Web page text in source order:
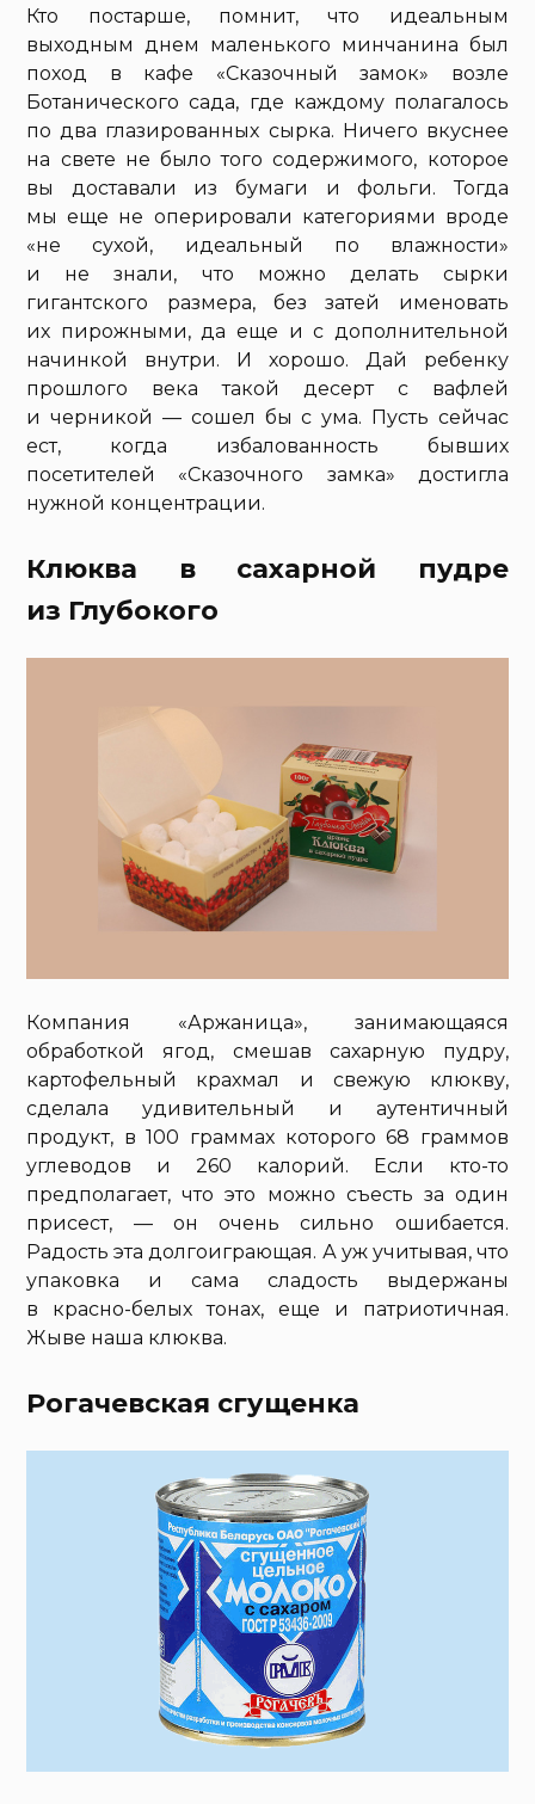
Кто постарше, помнит, что идеальным
выходным днем маленького минчанина был
поход в кафе «Сказочный замок» возле
Ботанического сада, где каждому полагалось
по два глазированных сырка. Ничего вкуснее
на свете не было того содержимого, которое
вы доставали из бумаги и фольги. Тогда
мы еще не оперировали категориями вроде
«не сухой, идеальный по влажности»
и не знали, что можно делать сырки
гигантского размера, без затей именовать
их пирожными, да еще и с дополнительной
начинкой внутри. И хорошо. Дай ребенку
прошлого века такой десерт с вафлей
и черникой — сошел бы с ума. Пусть сейчас
ест, когда избалованность бывших
посетителей «Сказочного замка» достигла
нужной концентрации.
Клюква в сахарной пудре
из Глубокого
Компания «Аржаница», занимающаяся
обработкой ягод, смешав сахарную пудру,
картофельный крахмал и свежую клюкву,
сделала удивительный и аутентичный
продукт, в 100 граммах которого 68 граммов
углеводов и 260 калорий. Если кто-то
предполагает, что это можно съесть за один
присест, — он очень сильно ошибается.
Радость эта долгоиграющая. А уж учитывая, что
упаковка и сама сладость выдержаны
в красно-белых тонах, еще и патриотичная.
Жыве наша клюква.
Рогачевская сгущенка